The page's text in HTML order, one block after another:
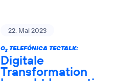
22. Mai 2023
O2TELEFÓNICA TECTALK:
Digitale
Transformation